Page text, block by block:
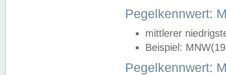
Pegelkennwert:
mittlerer
Beispiel:
Pegelkennwert: